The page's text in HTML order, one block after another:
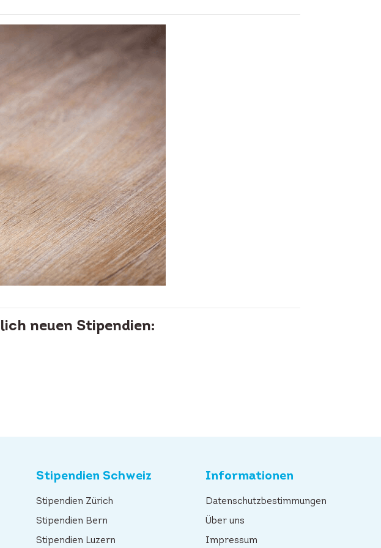
neuen Stipendien:
Stipendien Schweiz
Stipendien Zürich
Stipendien Bern
Stipendien Luzern
Informationen
Datenschutzbestimmungen
Über uns
Impressum